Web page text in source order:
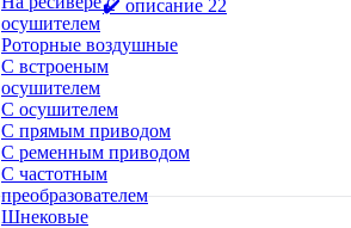
осушителем
Роторные воздушные
С встроеным
осушителем
С осушителем
С прямым приводом
С ременным приводом
С частотным
преобразователем
Шнековые